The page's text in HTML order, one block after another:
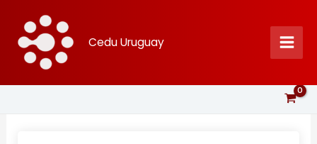
contenido
Cedu Uruguay